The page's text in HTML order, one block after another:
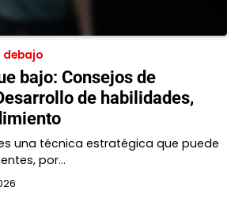
debajo
bajo: Consejos de
de habilidades,
una técnica estratégica que puede
por…